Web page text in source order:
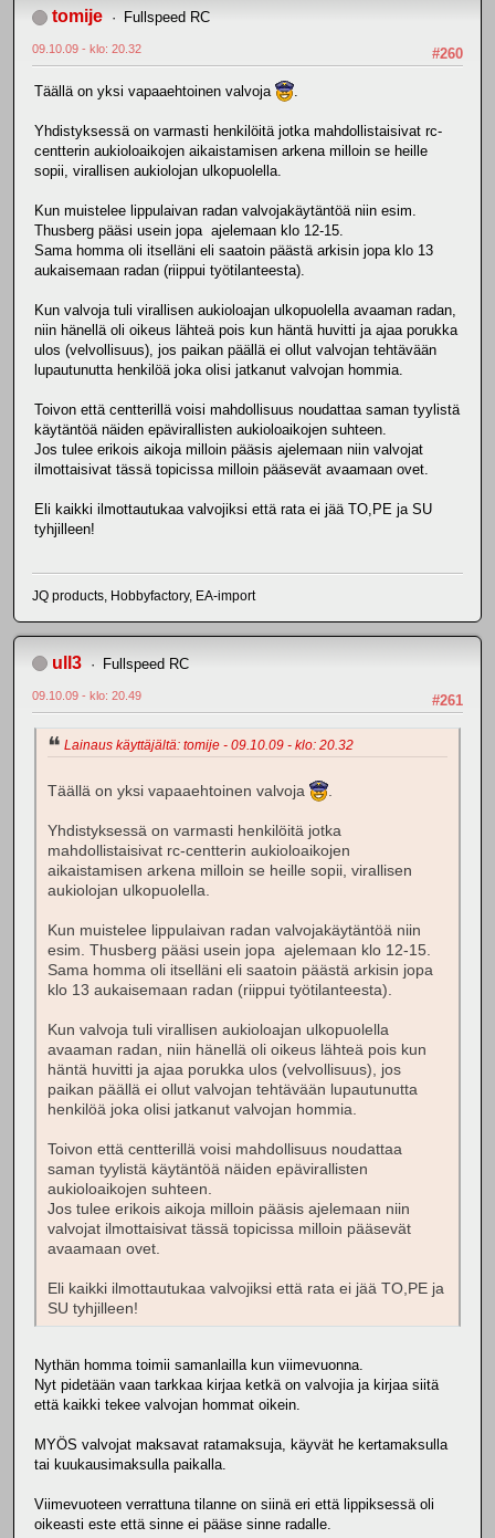
tomije Fullspeed RC
#260
09.10.09 - klo: 20.32
Täällä on yksi vapaaehtoinen valvoja .
Yhdistyksessä on varmasti henkilöitä jotka mahdollistaisivat rc-
centterin aukioloaikojen aikaistamisen arkena milloin se heille
sopii, virallisen aukiolojan ulkopuolella.
Kun muistelee lippulaivan radan valvojakäytäntöä niin esim.
Thusberg pääsi usein jopa ajelemaan klo 12-15.
Sama homma oli itselläni eli saatoin päästä arkisin jopa klo 13
aukaisemaan radan (riippui työtilanteesta).
Kun valvoja tuli virallisen aukioloajan ulkopuolella avaaman radan,
niin hänellä oli oikeus lähteä pois kun häntä huvitti ja ajaa porukka
ulos (velvollisuus), jos paikan päällä ei ollut valvojan tehtävään
lupautunutta henkilöä joka olisi jatkanut valvojan hommia.
Toivon että centterillä voisi mahdollisuus noudattaa saman tyylistä
käytäntöä näiden epävirallisten aukioloaikojen suhteen.
Jos tulee erikois aikoja milloin pääsis ajelemaan niin valvojat
ilmottaisivat tässä topicissa milloin pääsevät avaamaan ovet.
Eli kaikki ilmottautukaa valvojiksi että rata ei jää TO,PE ja SU
tyhjilleen!
JQ products, Hobbyfactory, EA-import
ull3 Fullspeed RC
#261
09.10.09 - klo: 20.49
Lainaus käyttäjältä: tomije - 09.10.09 - klo: 20.32
Täällä on yksi vapaaehtoinen valvoja
Yhdistyksessä on varmasti henkilöitä jotka
mahdollistaisivat rc-centterin aukioloaikojen
aikaistamisen arkena milloin se heille sopii, virallisen
aukiolojan ulkopuolella.
Kun muistelee lippulaivan radan valvojakäytäntöä niin
esim. Thusberg pääsi usein jopa ajelemaan klo 12-15.
Sama homma oli itselläni eli saatoin päästä arkisin jopa
klo 13 aukaisemaan radan (riippui työtilanteesta).
Kun valvoja tuli virallisen aukioloajan ulkopuolella
avaaman radan, niin hänellä oli oikeus lähteä pois kun
häntä huvitti ja ajaa porukka ulos (velvollisuus), jos
paikan päällä ei ollut valvojan tehtävään lupautunutta
henkilöä joka olisi jatkanut valvojan hommia.
Toivon että centterillä voisi mahdollisuus noudattaa
saman tyylistä käytäntöä näiden epävirallisten
aukioloaikojen suhteen.
Jos tulee erikois aikoja milloin pääsis ajelemaan niin
valvojat ilmottaisivat tässä topicissa milloin pääsevät
avaamaan ovet.
Eli kaikki ilmottautukaa valvojiksi että rata ei jää TO,PE ja
SU tyhjilleen!
Nythän homma toimii samanlailla kun viimevuonna.
Nyt pidetään vaan tarkkaa kirjaa ketkä on valvojia ja kirjaa siitä
että kaikki tekee valvojan hommat oikein.
MYÖS valvojat maksavat ratamaksuja, käyvät he kertamaksulla
tai kuukausimaksulla paikalla.
Viimevuoteen verrattuna tilanne on siinä eri että lippiksessä oli
oikeasti este että sinne ei pääse sinne radalle.